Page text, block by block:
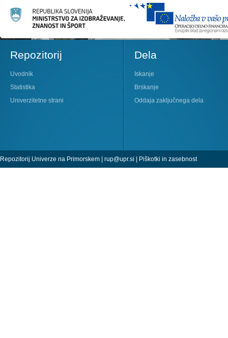
Repozitorij
Uvodnik
Statistika
Univerzitetne strani
Dela
Iskanje
Brskanje
Oddaja zaključnega dela
Repozitorij Univerze na Primorskem | rup@upr.si Piškotki in zasebnost